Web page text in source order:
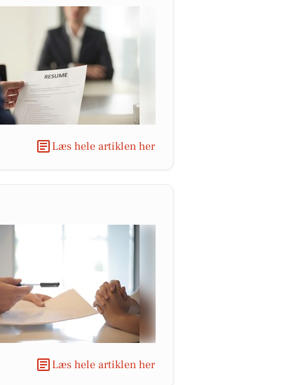
Læs hele artiklen her
Læs hele artiklen her